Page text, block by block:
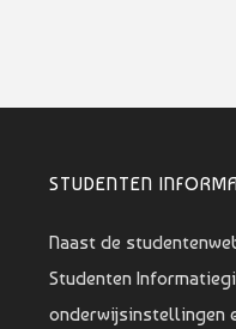
STUDENTEN
Naast de
Studenten
onderwijsinstellingen